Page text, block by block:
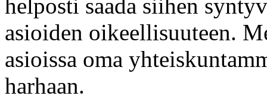
helposti saada siihen
asioiden oikeellisuuteen.
asioissa oma
harhaan.